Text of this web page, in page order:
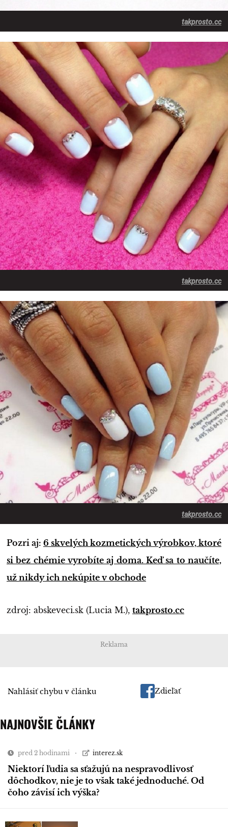
takprosto.cc
takprosto.cc
takprosto.cc
Pozri aj: 6 skvelých kozmetických výrobkov, ktoré
si bez chémie vyrobíte aj doma. Keď sa to naučíte,
už nikdy ich nekúpite v obchode
zdroj: abskeveci.sk (Lucia M.), takprosto.cc
Reklama
Nahlásiť chybu v článku Zdieľať
NAJNOVŠIE ČLÁNKY
pred 2 hodinami interez.sk
Niektorí ľudia sa sťažujú na nespravodlivosť
dôchodkov, nie je to však také jednoduché. Od
čoho závisí ich výška?